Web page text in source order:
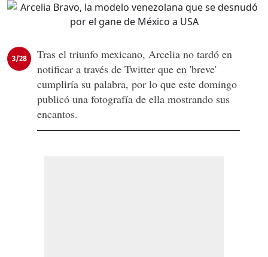
3/28
Tras el triunfo mexicano, Arcelia no tardó en
notificar a través de Twitter que en 'breve'
cumpliría su palabra, por lo que este domingo
publicó una fotografía de ella mostrando sus
encantos.